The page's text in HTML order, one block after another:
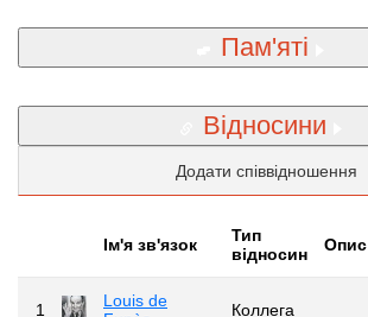
Пам'яті
Відносини
Додати співвідношення
Iм'я зв'язок
Тип
відносин
Опис
1
Louis de
Коллега